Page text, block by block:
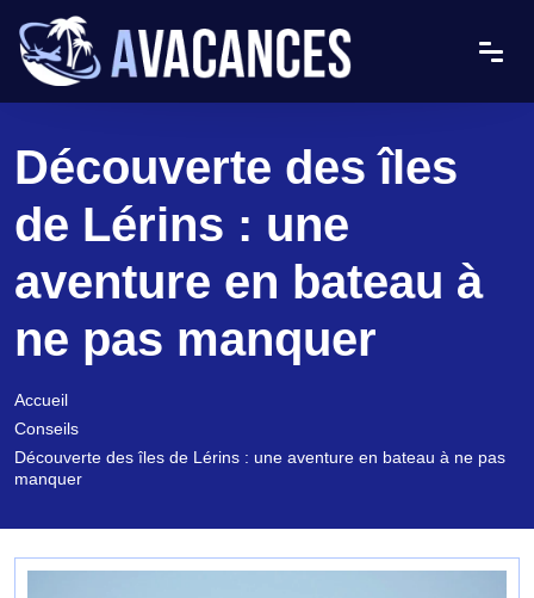
Découverte des îles
de Lérins : une
aventure en bateau à
ne pas manquer
Accueil
Conseils
Découverte des îles de Lérins : une aventure en bateau à ne pas
manquer